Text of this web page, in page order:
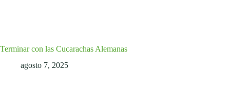
Terminar con las Cucarachas Alemanas
agosto 7, 2025